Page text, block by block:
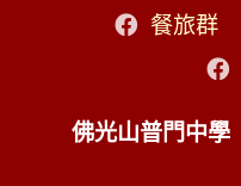
餐旅群
佛光山普門中學